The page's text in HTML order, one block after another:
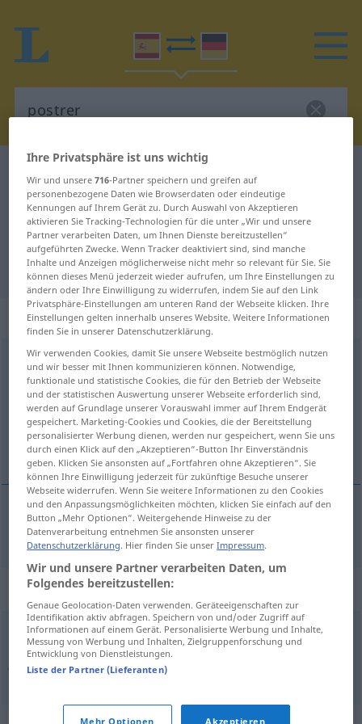
Spanisch-Deutsch Übersetzung für
"postrer"
"postrer" Deutsch Übersetzung
„postrer“: adjetivo
postrer [pɔsˈtrɛr]adj ,postrero [pɔsˈtrero]adj
Übersicht aller Übersetzungen
(Für mehr Details die Übersetzung anklicken/antippen)
letztes
letzte(r, -s) postrer
Beispielsätze für "postrer"
recogerel postrersuspirodealguien
jemandem in derTodesstunde
Ihre Privatsphäre ist uns wichtig
Wir und unsere716-Partner speichern und greifen auf
personenbezogene Daten wie Browserdaten oder eindeutige
Kennungen auf Ihrem Gerät zu. Durch Auswahl von Akzeptieren
aktivieren Sie Tracking-Technologien für die unter „Wir und unsere
Partner verarbeiten Daten, um Ihnen Dienste bereitzustellen“
aufgeführten Zwecke. Wenn Tracker deaktiviert sind, sind manche
Inhalte und Anzeigen möglicherweise nicht mehr so relevant für Sie. Sie
können dieses Menü jederzeit wieder aufrufen, um Ihre Einstellungen zu
ändern oder Ihre Einwilligung zu widerrufen, indem Sie auf den Link
Privatsphäre-Einstellungen am unteren Rand der Webseite klicken. Ihre
Einstellungen gelten innerhalb unseres Website. Weitere Informationen
finden Sie in unserer Datenschutzerklärung.
Wir verwenden Cookies, damit Sie unsere Webseite bestmöglich nutzen
und wir besser mit Ihnen kommunizieren können. Notwendige,
funktionale und statistische Cookies, die für den Betrieb der Webseite
und der statistischen Auswertung unserer Webseite erforderlich sind,
werden auf Grundlage unserer Vorauswahl immer auf Ihrem Endgerät
gespeichert. Marketing-Cookies und Cookies, die der Bereitstellung
personalisierter Werbung dienen, werden nur gespeichert, wenn Sie uns
durch einen Klick auf den „Akzeptieren“-Button Ihr Einverständnis
geben. Klicken Sie ansonsten auf „Fortfahren ohne Akzeptieren“. Sie
können Ihre Einwilligung jederzeit für zukünftige Besuche unserer
Webseite widerrufen. Wenn Sie weitere Informationen zu den Cookies
und den Anpassungsmöglichkeiten möchten, klicken Sie einfach auf den
Button „Mehr Optionen“. Weitergehende Hinweise zu der
Datenverarbeitung entnehmen Sie ansonsten unserer
Datenschutzerklärung. Hier finden Sie unserImpressum.
Wir und unsere Partner verarbeiten Daten, um
Folgendes bereitzustellen:
Genaue Geolocation-Daten verwenden. Geräteeigenschaften zur
Identifikation aktiv abfragen. Speichern von und/oder Zugriff auf
Informationen auf einem Gerät. Personalisierte Werbung und Inhalte,
Messung von Werbung und Inhalten, Zielgruppenforschung und
Entwicklung von Dienstleistungen.
Liste der Partner (Lieferanten)
Mehr Optionen Akzeptieren